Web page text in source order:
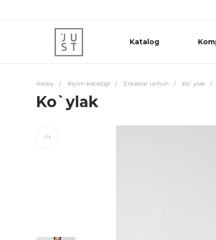
Katalog
Asosiy / Kiyim katalogi / Erkaklar uchun / Ko`ylak /
Ko`ylak